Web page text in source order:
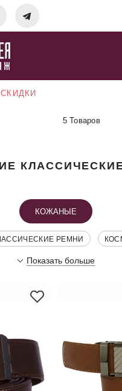
СКИДКИ
5 Товаров
КОЖАНЫЕ
РЕМНИ
Показать больше